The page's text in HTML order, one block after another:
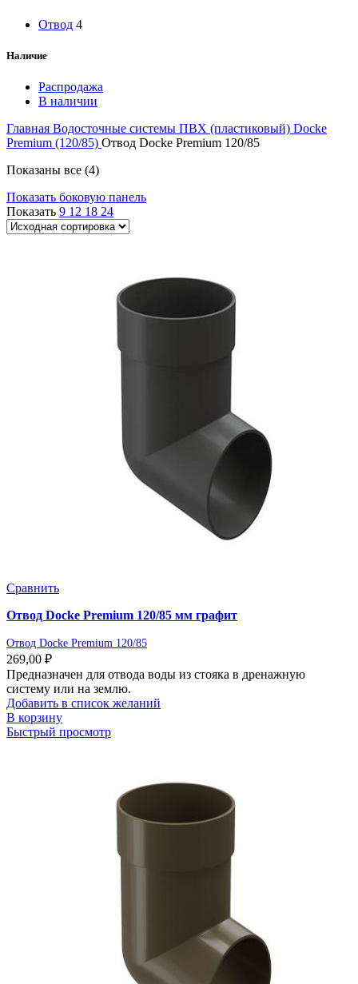
Отвод 4
Наличие
Распродажа
В наличии
Главная Водосточные системы ПВХ (пластиковый) Docke
Premium (120/85) Отвод Docke Premium 120/85
Показаны все (4)
Показать боковую панель
Показать 9 12 18 24
Сравнить
Отвод Docke Premium 120/85 мм графит
Отвод Docke Premium 120/85
269,00 ₽
Предназначен для отвода воды из стояка в дренажную
систему или на землю.
Добавить в список желаний
В корзину
Быстрый просмотр